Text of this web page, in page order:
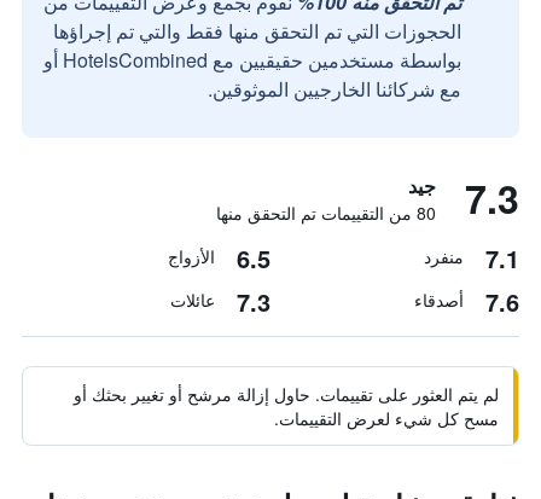
الحجوزات التي تم التحقق منها فقط والتي تم إجراؤها
بواسطة مستخدمين حقيقيين مع HotelsCombined أو
مع شركائنا الخارجيين الموثوقين.
7.3 جيد
80 من التقييمات تم التحقق منها
7.1 منفرد 6.5 الأزواج
7.6 أصدقاء 7.3 عائلات
لم يتم العثور على تقييمات. حاول إزالة مرشح أو تغيير بحثك أو
مسح كل شيء لعرض التقييمات.